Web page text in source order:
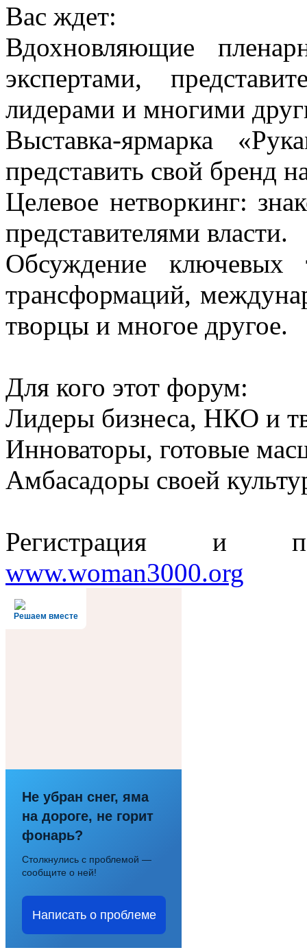
Вас ждет:
Вдохновляющие
экспертами,
лидерами и многими
Выставка-ярмарка
представить свой бренд
Целевое нетворкинг:
представителями власти.
Обсуждение
трансформаций,
творцы и многое другое.
Для кого этот форум:
Лидеры бизнеса, НКО и
Инноваторы, готовые
Амбасадоры своей
Регистрация и
www.woman3000.org
Решаем вместе
Не убран снег, яма
на дороге, не горит
фонарь?
Столкнулись с проблемой —
сообщите о ней!
Написать о проблеме